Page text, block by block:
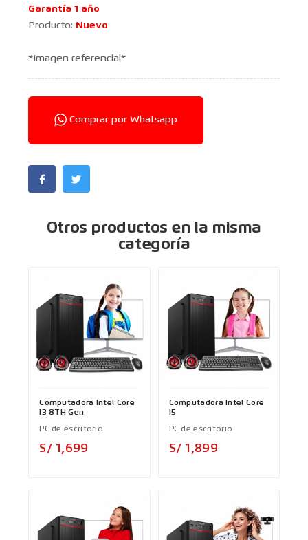
Garantía 1 año
Producto: Nuevo
*Imagen referencial*
Comprar por Whatsapp
Otros productos en la misma
categoría
Computadora Intel Core
I3 8TH Gen
PC de escritorio
S/ 1,699
Computadora Intel Core
I5
PC de escritorio
S/ 1,899